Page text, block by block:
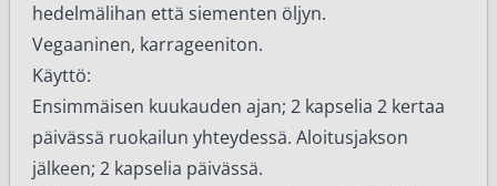
hedelmälihan että siementen öljyn.
Vegaaninen, karrageeniton.
Käyttö:
Ensimmäisen kuukauden ajan; 2 kapselia 2 kertaa
päivässä ruokailun yhteydessä. Aloitusjakson
jälkeen; 2 kapselia päivässä.